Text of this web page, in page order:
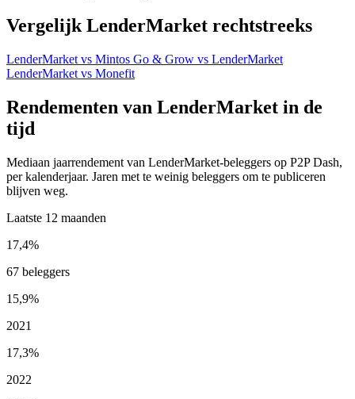
Vergelijk LenderMarket rechtstreeks
LenderMarket vs Mintos Go & Grow vs LenderMarket
LenderMarket vs Monefit
Rendementen van LenderMarket in de
tijd
Mediaan jaarrendement van LenderMarket-beleggers op P2P Dash,
per kalenderjaar. Jaren met te weinig beleggers om te publiceren
blijven weg.
Laatste 12 maanden
17,4%
67 beleggers
15,9%
2021
17,3%
2022